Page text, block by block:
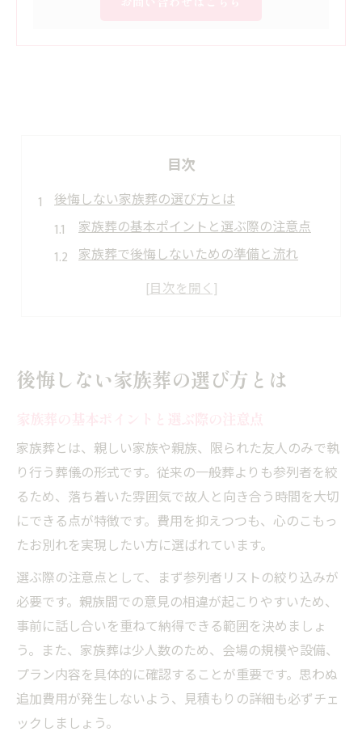
目次
後悔しない家族葬の選び方とは
家族葬の基本ポイントと選ぶ際の注意点
家族葬で後悔しないための準備と流れ
家族葬のメリット・デメリット比較
家族葬なら費用も心も納得できる理由
家族葬で費用を抑えつつ納得できる理由
家族葬で心の負担を減らせる理由とは
家族葬の費用明細をわかりやすく紹介
家族葬と一般葬の費用比較のポイント
マナーを守る家族葬で穏やかな別れを
家族葬における基本マナーと心得
家族葬参列時に気をつけたい振る舞い方
家族葬で守るべき香典や服装のルール
家族葬に呼ばれていない場合の対応法
家族葬でよくあるマナー違反の例と注意点
家族葬費用を抑える具体的な工夫
家族葬費用節約のためのプラン選び方
後悔しない家族葬の選び方とは
家族葬とは、親しい家族や親族、限られた友人のみで執
り行う葬儀の形式です。従来の一般葬よりも参列者を絞
るため、落ち着いた雰囲気で故人と向き合う時間を大切
にできる点が特徴です。費用を抑えつつも、心のこもっ
たお別れを実現したい方に選ばれています。
選ぶ際の注意点として、まず参列者リストの絞り込みが
必要です。親族間での意見の相違が起こりやすいため、
事前に話し合いを重ねて納得できる範囲を決めましょ
う。また、家族葬は少人数のため、会場の規模や設備、
プラン内容を具体的に確認することが重要です。思わぬ
追加費用が発生しないよう、見積もりの詳細も必ずチェ
ックしましょう。